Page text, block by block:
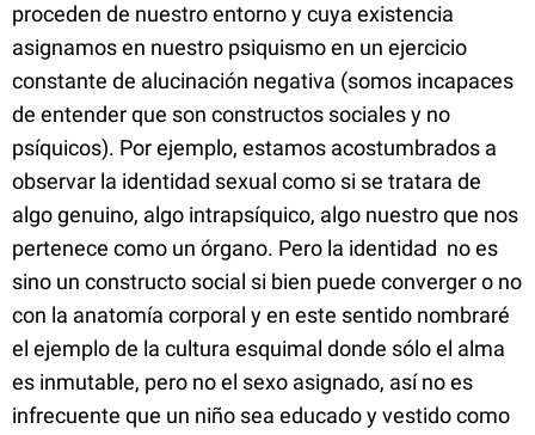
proceden de nuestro entorno y cuya existencia
asignamos en nuestro psiquismo en un ejercicio
constante de alucinación negativa (somos incapaces
de entender que son constructos sociales y no
psíquicos). Por ejemplo, estamos acostumbrados a
observar la identidad sexual como si se tratara de
algo genuino, algo intrapsíquico, algo nuestro que nos
pertenece como un órgano. Pero la identidad no es
sino un constructo social si bien puede converger o no
con la anatomía corporal y en este sentido nombraré
el ejemplo de la cultura esquimal donde sólo el alma
es inmutable, pero no el sexo asignado, así no es
infrecuente que un niño sea educado y vestido como